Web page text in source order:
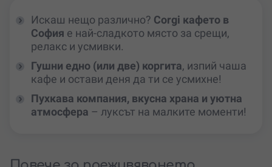
Искаш нещо различно? Corgi кафето в
София е най-сладкото място за срещи,
релакс и усмивки.
Гушни едно (или две) коргита, изпий чаша
кафе и остави деня да ти се усмихне!
Пухкава компания, вкусна храна и уютна
атмосфера – луксът на малките моменти!